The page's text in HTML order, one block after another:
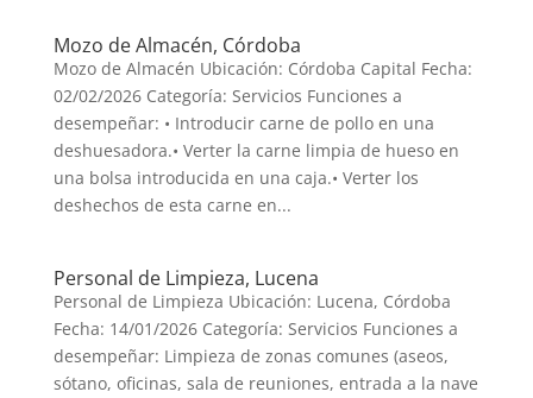
Mozo de Almacén, Córdoba
Mozo de Almacén Ubicación: Córdoba Capital Fecha:
02/02/2026 Categoría: Servicios Funciones a
desempeñar: • Introducir carne de pollo en una
deshuesadora.• Verter la carne limpia de hueso en
una bolsa introducida en una caja.• Verter los
deshechos de esta carne en...
Personal de Limpieza, Lucena
Personal de Limpieza Ubicación: Lucena, Córdoba
Fecha: 14/01/2026 Categoría: Servicios Funciones a
desempeñar: Limpieza de zonas comunes (aseos,
sótano, oficinas, sala de reuniones, entrada a la nave